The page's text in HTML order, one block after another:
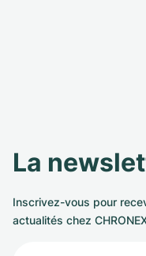
La
Inscrivez-vous pour
actualités chez